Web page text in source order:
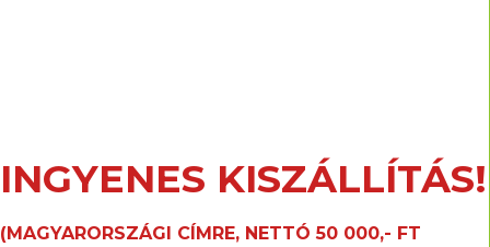
INGYENES KISZÁLLÍTÁS!
(MAGYARORSZÁGI CÍMRE, NETTÓ 50 000,- FT